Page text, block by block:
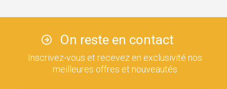
On reste en contact
Inscrivez-vous et recevez en exclusivité nos
meilleures offres et nouveautés